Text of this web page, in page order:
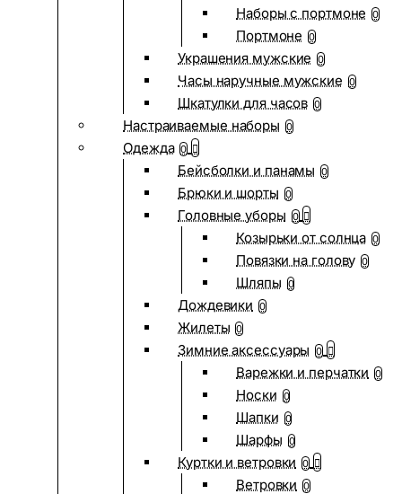
Наборы с портмоне 0
Портмоне 0
Украшения мужские 0
Часы наручные мужские 0
Шкатулки для часов 0
Настраиваемые наборы 0
Одежда 0
Бейсболки и панамы 0
Брюки и шорты 0
Головные уборы 0
Козырьки от солнца 0
Повязки на голову 0
Шляпы 0
Дождевики 0
Жилеты 0
Зимние аксессуары 0
Варежки и перчатки 0
Носки 0
Шапки 0
Шарфы 0
Куртки и ветровки 0
Ветровки 0